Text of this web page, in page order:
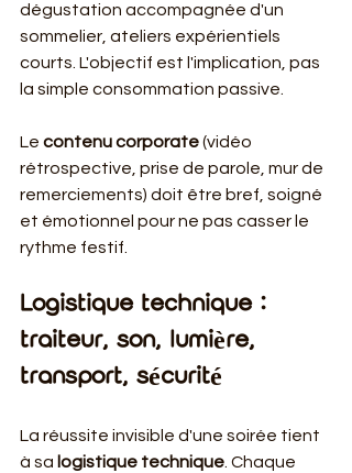
dégustation accompagnée d'un
sommelier, ateliers expérientiels
courts. L'objectif est l'implication, pas
la simple consommation passive.
Le contenu corporate (vidéo
rétrospective, prise de parole, mur de
remerciements) doit être bref, soigné
et émotionnel pour ne pas casser le
rythme festif.
Logistique technique :
traiteur, son, lumière,
transport, sécurité
La réussite invisible d'une soirée tient
à sa logistique technique. Chaque